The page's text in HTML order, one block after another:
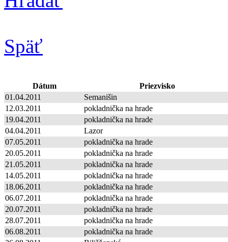
Späť
Dátum
Priezvisko
01.04.2011
Semanišin
12.03.2011
pokladnička na hrade
19.04.2011
pokladnička na hrade
04.04.2011
Lazor
07.05.2011
pokladnička na hrade
20.05.2011
pokladnička na hrade
21.05.2011
pokladnička na hrade
14.05.2011
pokladnička na hrade
18.06.2011
pokladnička na hrade
06.07.2011
pokladnička na hrade
20.07.2011
pokladnička na hrade
28.07.2011
pokladnička na hrade
06.08.2011
pokladnička na hrade